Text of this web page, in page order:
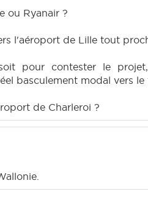
ou Ryanair ?
l'aéroport de Lille tout
pour contester le
basculement modal vers le
de Charleroi ?